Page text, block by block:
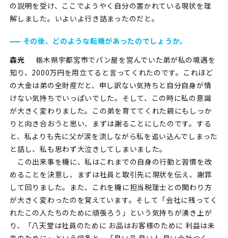
の説明を受け、ここでようやく自分の置かれている現状を理
解しました。いよいよ行き詰まったのだと。
その後、どのような転機があったのでしょうか。
森光
栃木県宇都宮市でパン屋を営んでいた弟が私の境遇を
知り、2000万円を用立てると言ってくれたのです。これほど
の大金は弟の全財産だと、申し訳ない気持ちと自分自身が情
けない気持ちでいっぱいでした。そして、この時に私の意識
が大きく変わりました。この弟を育ててくれた親にもしっか
りと向き合おうと思い、まずは謝ることにしたのです。する
と、私よりも先に父が涙を流しながら私を追い込んでしまった
と話し、私も思わず大泣きしてしまいました。
この出来事を機に、私はこれまでの自身の行動と習慣を改
めることを決意し、まずは社員と取引先に現状を伝え、謝罪
して回りました。また、これを機に担当税理士との関わり方
が大きく変わったのを覚えています。そして「会社に残ってく
れたこの人たちのために頑張ろう」という気持ちが湧き上が
り、「八天堂は社員のために お品はお客様のために 利益は未